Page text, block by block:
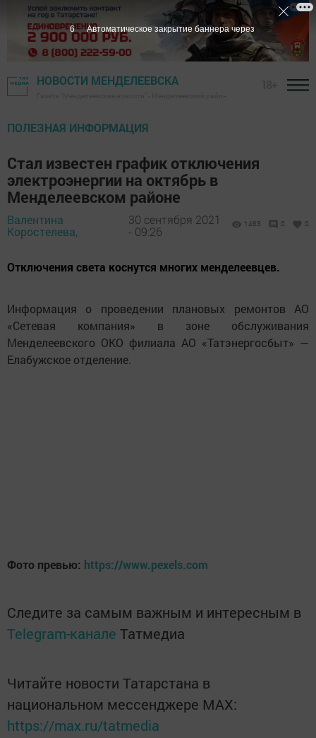
НОВОСТИ МЕНДЕЛЕЕВСКА
ПОЛЕЗНАЯ ИНФОРМАЦИЯ
Стал известен график отключения
электроэнергии на октябрь в
Менделеевском районе
Валентина
Коростелева,
30 сентября 2021
- 09:26
1463 0 0
Отключения света коснутся многих менделеевцев.
Информация о проведении плановых ремонтов АО
«Сетевая компания» в зоне обслуживания
Менделеевского ОКО филиала АО «Татэнергосбыт» —
Елабужское отделение.
Фото превью: https://www.pexels.com
Следите за самым важным и интересным в
Telegram-канале Татмедиа
Читайте новости Татарстана в
национальном мессенджере MАХ:
https://max.ru/tatmedia
5 Автоматическое закрытие баннера через